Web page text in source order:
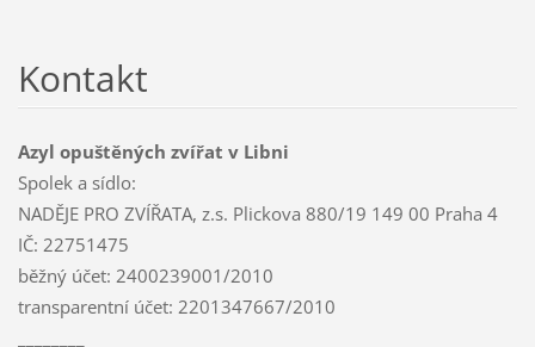
Kontakt
Azyl opuštěných zvířat v Libni
Spolek a sídlo:
NADĚJE PRO ZVÍŘATA, z.s. Plickova 880/19 149 00 Praha 4
IČ: 22751475
běžný účet: 2400239001/2010
transparentní účet: 2201347667/2010